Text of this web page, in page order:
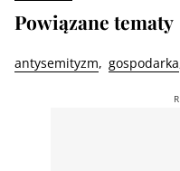
Powiązane tematy
antysemityzm gospodarka